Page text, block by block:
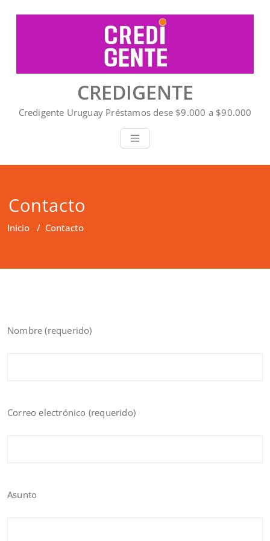
CREDIGENTE
Credigente Uruguay Préstamos dese $9.000 a $90.000
Contacto
Inicio / Contacto
Nombre (requerido)
Correo electrónico (requerido)
Asunto